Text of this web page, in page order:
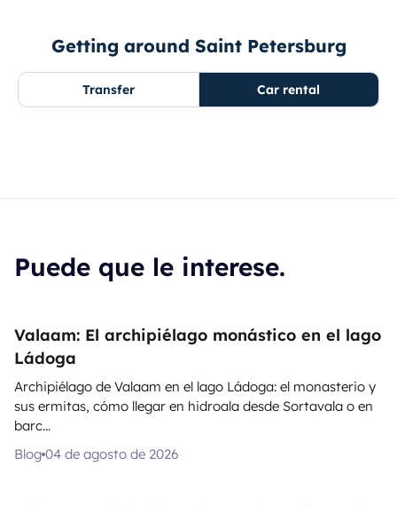
Getting around Saint Petersburg
Transfer Car rental
Puede que le interese.
Valaam: El archipiélago monástico en el lago
Ládoga
Archipiélago de Valaam en el lago Ládoga: el monasterio y
sus ermitas, cómo llegar en hidroala desde Sortavala o en
barc...
Blog 04 de agosto de 2026